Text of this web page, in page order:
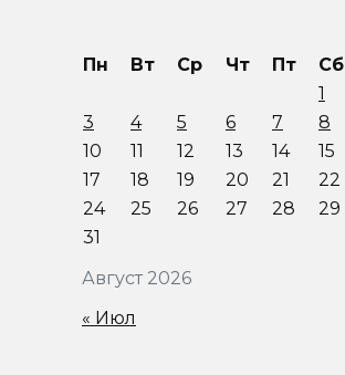
Август 2026
Пн Вт Ср Чт Пт Сб
1
3
4 5 6 7 8
10
11 12 13 14 15
17
18 19 20 21 22
24
25 26 27 28 29
31
« Июл